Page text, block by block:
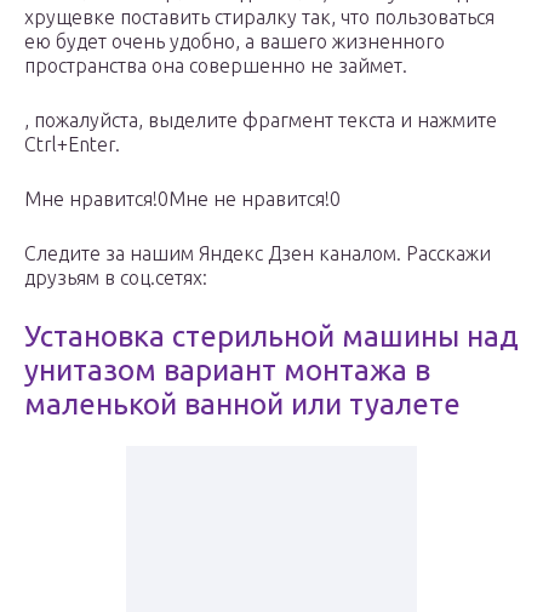
хрущевке поставить стиралку так, что пользоваться
ею будет очень удобно, а вашего жизненного
пространства она совершенно не займет.
, пожалуйста, выделите фрагмент текста и нажмите
Ctrl+Enter.
Мне нравится!0Мне не нравится!0
Следите за нашим Яндекс Дзен каналом. Расскажи
друзьям в соц.сетях:
Установка стерильной машины над
унитазом вариант монтажа в
маленькой ванной или туалете